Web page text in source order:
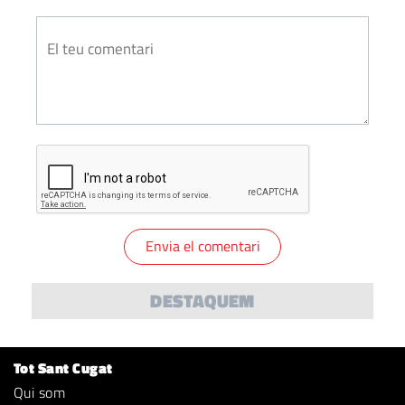
DESTAQUEM
Tot Sant Cugat
Qui som